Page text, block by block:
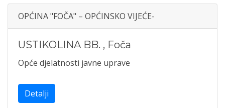
OPĆINA "FOČA" – OPĆINSKO VIJEĆE-
USTIKOLINA BB. , Foča
Opće djelatnosti javne uprave
Detalji